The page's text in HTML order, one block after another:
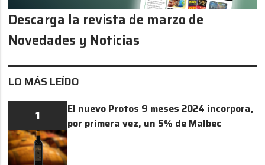
LO MÁS LEÍDO
1
El nuevo Protos 9 meses 2024 incorpora,
por primera vez, un 5% de Malbec
Descarga la revista de marzo de
Novedades y Noticias